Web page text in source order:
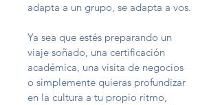
adapta a un grupo, se adapta a vos.
Ya sea que estés preparando un
viaje soñado, una certificación
académica, una visita de negocios
o simplemente quieras profundizar
en la cultura a tu propio ritmo,